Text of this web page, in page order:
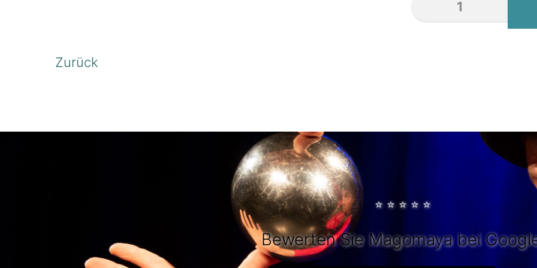
Zurück
⭐ ⭐ ⭐ ⭐ ⭐
Bewerten Sie Magomaya bei